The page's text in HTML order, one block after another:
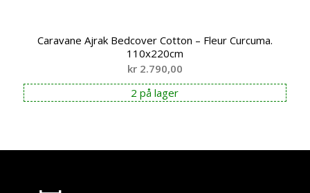
Caravane Ajrak Bedcover Cotton – Fleur Curcuma.
110x220cm
kr2.790,00
2 på lager